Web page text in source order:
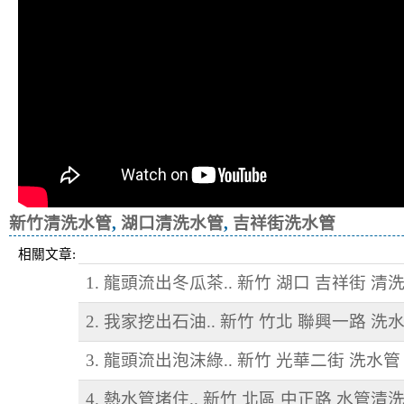
新竹清洗水管, 湖口清洗水管, 吉祥街洗水管
相關文章:
1. 龍頭流出冬瓜茶.. 新竹 湖口 吉祥街 清
2. 我家挖出石油.. 新竹 竹北 聯興一路 洗
3. 龍頭流出泡沫綠.. 新竹 光華二街 洗水管
4. 熱水管堵住.. 新竹 北區 中正路 水管清洗